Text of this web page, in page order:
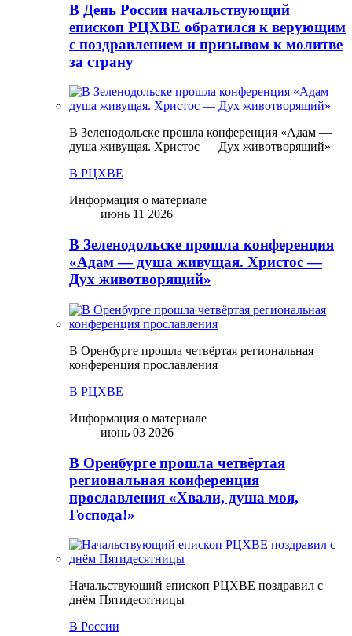
В День России начальствующий
епископ РЦХВЕ обратился к верующим
с поздравлением и призывом к молитве
за страну
В Зеленодольске прошла конференция «Адам —
душа живущая. Христос — Дух животворящий»
В РЦХВЕ
Информация о материале
июнь 11 2026
В Зеленодольске прошла конференция
«Адам — душа живущая. Христос —
Дух животворящий»
В Оренбурге прошла четвёртая региональная
конференция прославления
В РЦХВЕ
Информация о материале
июнь 03 2026
В Оренбурге прошла четвёртая
региональная конференция
прославления «Хвали, душа моя,
Господа!»
Начальствующий епископ РЦХВЕ поздравил с
днём Пятидесятницы
В России